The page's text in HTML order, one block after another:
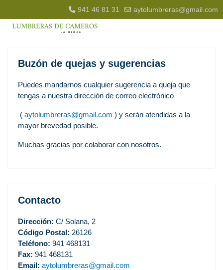
941 46 81 31 aytolumbreras@gmail.com
Buzón de quejas y sugerencias
Puedes mandarnos cualquier sugerencia a queja que
tengas a nuestra dirección de correo electrónico
( aytolumbreras@gmail.com ) y serán atendidas a la
mayor brevedad posible.
Muchas gracias por colaborar con nosotros.
Contacto
Dirección: C/ Solana, 2
Código Postal: 26126
Teléfono: 941 468131
Fax: 941 468131
Email: aytolumbreras@gmail.com